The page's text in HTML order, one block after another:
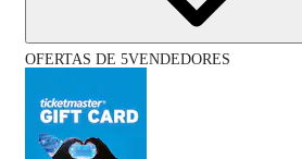
OFERTAS DE 5VENDEDORES